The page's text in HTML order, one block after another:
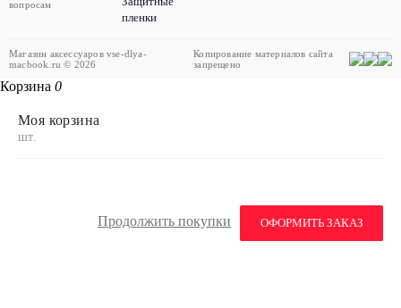
вопросам
пленки
Магазин аксессуаров vse-dlya-
macbook.ru © 2026
Копирование материалов сайта
запрещено
Корзина 0
Моя корзина
шт.
Продолжить покупки ОФОРМИТЬ ЗАКАЗ